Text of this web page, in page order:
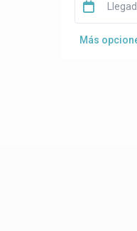
Más